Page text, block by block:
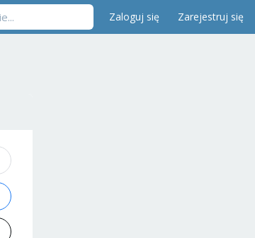
Zaloguj się Zarejestruj się